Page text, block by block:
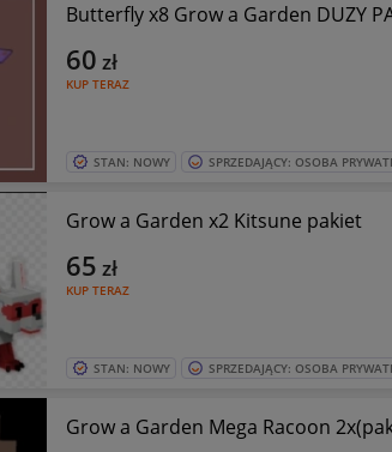
Butterfly x8 Grow a Garden DUZY
KUP TERAZ
60 zł
STAN: NOWY SPRZEDAJĄCY: OSOBA
Grow a Garden x2 Kitsune pakiet
KUP TERAZ
65 zł
STAN: NOWY SPRZEDAJĄCY: OSOBA
Grow a Garden Mega Racoon